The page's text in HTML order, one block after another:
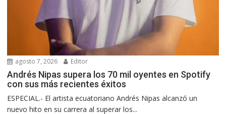
agosto 7, 2026 Editor
Andrés Nipas supera los 70 mil oyentes en Spotify
con sus más recientes éxitos
ESPECIAL.- El artista ecuatoriano Andrés Nipas alcanzó un
nuevo hito en su carrera al superar los...